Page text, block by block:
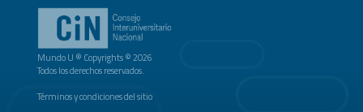
Mundo U ® Copyrights © 2026
Todos los derechos reservados.
Términos y condiciones del sitio